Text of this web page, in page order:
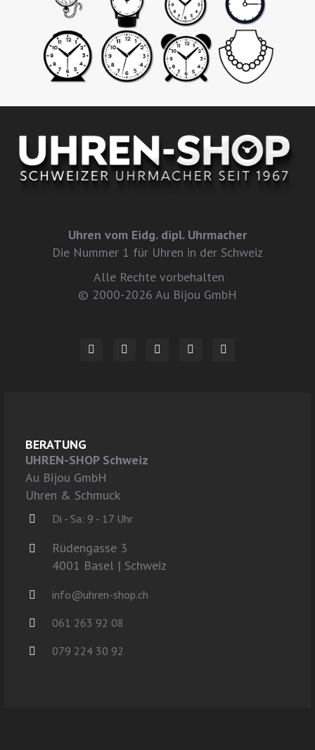
Uhren vom Eidg. dipl. Uhrmacher
Die Nummer 1 für Uhren in der Schweiz
Alle Rechte vorbehalten
© 2000-2026 Au Bijou GmbH
BERATUNG
UHREN-SHOP Schweiz
Au Bijou GmbH
Uhren & Schmuck
Di - Sa: 9 - 17 Uhr
Rüdengasse 3
4001 Basel | Schweiz
info@uhren-shop.ch
061 263 92 08
079 224 30 92